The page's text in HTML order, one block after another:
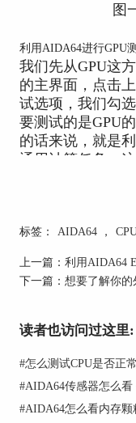
图
利用AIDA64进行GPU
我们先从GPU这
的主界面，点击
试选项，我们勾
要测试的是GPU
的话来说，就是
通用计算任务，
因此，想要测试
以本台电脑为例
windows10，
在勾选 GPGPU测
我们在弹窗中勾
在等待一段时间
精度测试的数据
伴们提个醒，我
度，因此，GPU
标签： AIDA64 ，
上一篇： 利用AIDA64
下一篇： 想要了解你的
读者也访问过这里:
#怎么测试CPU是否正
#AIDA64传感器怎么
#AIDA64怎么看内存